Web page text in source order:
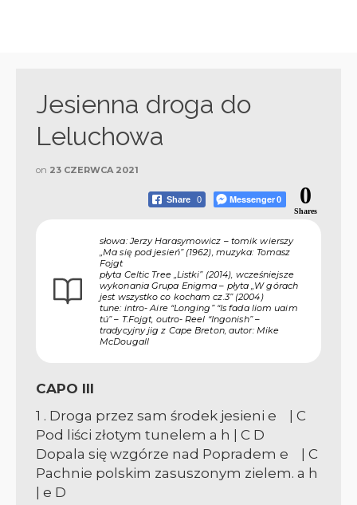
Jesienna droga do
Leluchowa
on 23 CZERWCA 2021
Share 0 Messenger0 0
Shares
słowa: Jerzy Harasymowicz – tomik wierszy
„Ma się pod jesień” (1962), muzyka: Tomasz
Fojgt
płyta Celtic Tree „Listki” (2014), wcześniejsze
wykonania Grupa Enigma – płyta „W górach
jest wszystko co kocham cz.3” (2004)
tune: intro- Aire “Longing” “Is fada liom uaim
tú” – T.Fojgt, outro- Reel “Ingonish” –
tradycyjny jig z Cape Breton, autor: Mike
McDougall
CAPO III
1 . Droga przez sam środek jesieni e | C
Pod liści złotym tunelem a h | C D
Dopala się wzgórze nad Popradem e | C
Pachnie polskim zasuszonym zielem. a h
| e D